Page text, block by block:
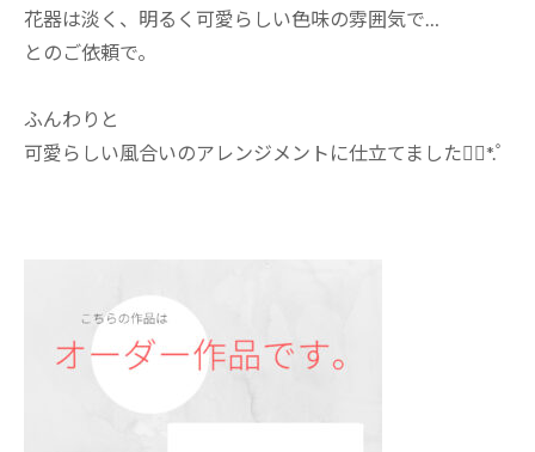
花器は淡く、明るく可愛らしい色味の雰囲気で…
とのご依頼で。
ふんわりと
可愛らしい風合いのアレンジメントに仕立てました❁⃘*.ﾟ